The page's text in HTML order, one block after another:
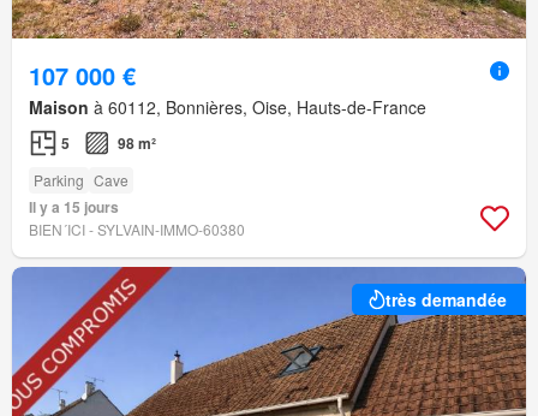
107 000 €
Maison à 60112, Bonnières, Oise, Hauts-de-France
5 98 m²
Parking Cave
Il y a 15 jours
BIEN´ICI - SYLVAIN-IMMO-60380
très demandée